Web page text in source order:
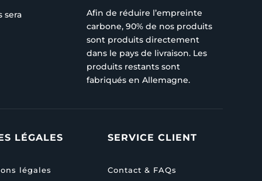
sera
Afin de réduire l’empreinte
carbone, 90% de nos produits
sont produits directement
dans le pays de livraison. Les
produits restants sont
fabriqués en Allemagne.
LÉGALES
légales
SERVICE CLIENT
Contact & FAQs